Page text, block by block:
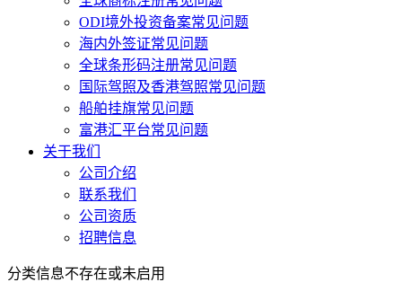
ODI境外投资备案常见问题
海内外签证常见问题
全球条形码注册常见问题
国际驾照及香港驾照常见问题
船舶挂旗常见问题
富港汇平台常见问题
关于我们
公司介绍
联系我们
公司资质
招聘信息
分类信息不存在或未启用